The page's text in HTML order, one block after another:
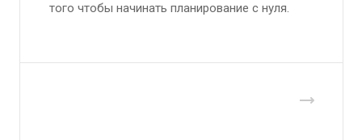
того чтобы начинать планирование с нуля.